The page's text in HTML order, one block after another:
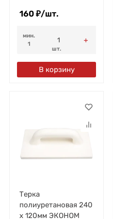
160 ₽/шт.
мин.
1
шт.
В корзину
Терка
полиуретановая 240
х 120мм ЭКОНОМ